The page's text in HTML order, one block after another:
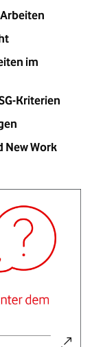
im
Kriterien
New Work